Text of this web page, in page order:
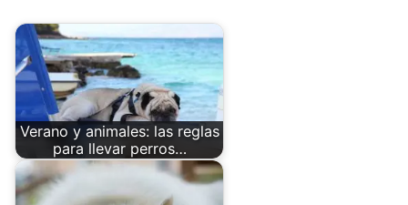
Verano y animales: las reglas
para llevar perros…